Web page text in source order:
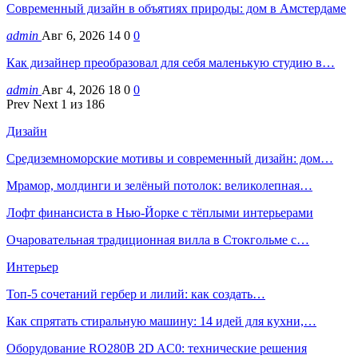
Современный дизайн в объятиях природы: дом в Амстердаме
admin Авг 6, 2026 14 0 0
Как дизайнер преобразовал для себя маленькую студию в…
admin Авг 4, 2026 18 0 0
Prev Next 1 из 186
Дизайн
Средиземноморские мотивы и современный дизайн: дом…
Мрамор, молдинги и зелёный потолок: великолепная…
Лофт финансиста в Нью-Йорке с тёплыми интерьерами
Очаровательная традиционная вилла в Стокгольме с…
Интерьер
Топ-5 сочетаний гербер и лилий: как создать…
Как спрятать стиральную машину: 14 идей для кухни,…
Оборудование RO280B 2D AC0: технические решения